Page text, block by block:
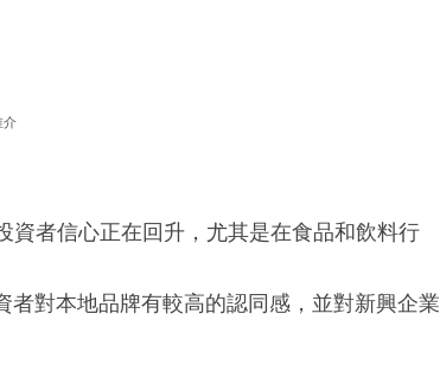
介
資者信心正在回升，尤其是在食品和飲料行
對本地品牌有較高的認同感，並對新興企業